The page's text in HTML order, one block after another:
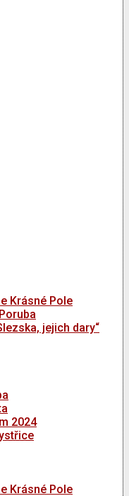
Krásné Pole
jejich dary“
2024
Krásné Pole